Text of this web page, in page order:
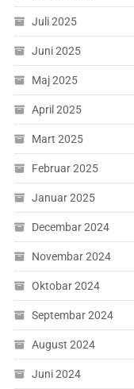
Juli 2025
Juni 2025
Maj 2025
April 2025
Mart 2025
Februar 2025
Januar 2025
Decembar 2024
Novembar 2024
Oktobar 2024
Septembar 2024
August 2024
Juni 2024